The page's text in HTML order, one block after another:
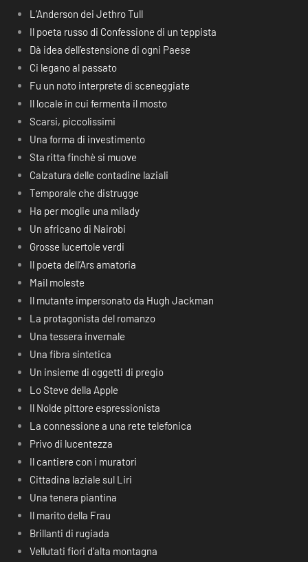
L’Anderson dei Jethro Tull
Il poeta russo di Confessione di un teppista
Dà idea dell’estensione di ogni Paese
Ci legano al passato
Fu un noto interprete di sceneggiate
Il locale in cui fermenta il mosto
Scarsi, piccolissimi
Una forma di investimento
Sta ritta finchè si muove
Calzatura delle contadine laziali
Temporale che distrugge
Ha per moglie una milady
Un africano di Nairobi
Grosse lucertole verdi
Il poeta dell’Ars amatoria
Mail moleste
Il mutante impersonato da Hugh Jackman
La protagonista del romanzo
Una tessera invernale
Una fibra sintetica
Un insieme di oggetti di pregio
Lo Steve della Apple
Il Nolde pittore espressionista
La connessione a una rete telefonica
Privo di lucentezza
Il cantiere con i muratori
Cittadina laziale sul Liri
Una tenera piantina
Il marito della Frau
Brillanti di rugiada
Vellutati fiori d’alta montagna